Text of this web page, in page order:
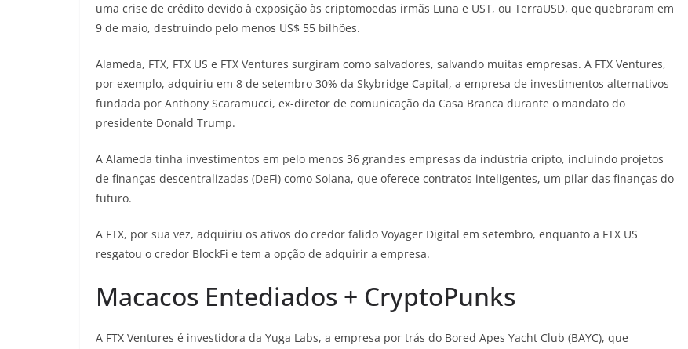
uma crise de crédito devido à exposição às criptomoedas irmãs Luna e UST, ou TerraUSD, que quebraram em
9 de maio, destruindo pelo menos US$ 55 bilhões.
Alameda, FTX, FTX US e FTX Ventures surgiram como salvadores, salvando muitas empresas. A FTX Ventures,
por exemplo, adquiriu em 8 de setembro 30% da Skybridge Capital, a empresa de investimentos alternativos
fundada por Anthony Scaramucci, ex-diretor de comunicação da Casa Branca durante o mandato do
presidente Donald Trump.
A Alameda tinha investimentos em pelo menos 36 grandes empresas da indústria cripto, incluindo projetos
de finanças descentralizadas (DeFi) como Solana, que oferece contratos inteligentes, um pilar das finanças do
futuro.
A FTX, por sua vez, adquiriu os ativos do credor falido Voyager Digital em setembro, enquanto a FTX US
resgatou o credor BlockFi e tem a opção de adquirir a empresa.
Macacos Entediados + CryptoPunks
A FTX Ventures é investidora da Yuga Labs, a empresa por trás do Bored Apes Yacht Club (BAYC), que